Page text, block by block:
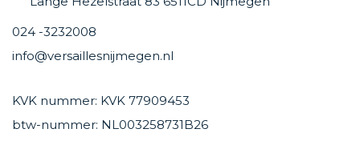
024 -3232008
info@versaillesnijmegen.nl
KVK nummer: KVK 77909453
btw-nummer: NL003258731B26